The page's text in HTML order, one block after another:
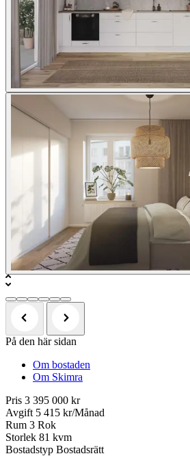
På den här sidan
Om bostaden
Om Skimra
Pris 3 395 000 kr
Avgift 5 415 kr/Månad
Rum 3 Rok
Storlek 81 kvm
Bostadstyp Bostadsrätt